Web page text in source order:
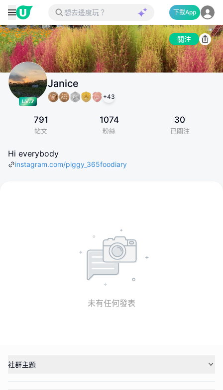
下載App
關注
Janice
+43
791
帖文
1074
粉絲
30
已關注
Hi everybody
instagram.com/piggy_365foodiary
未有任何發表
社群主題